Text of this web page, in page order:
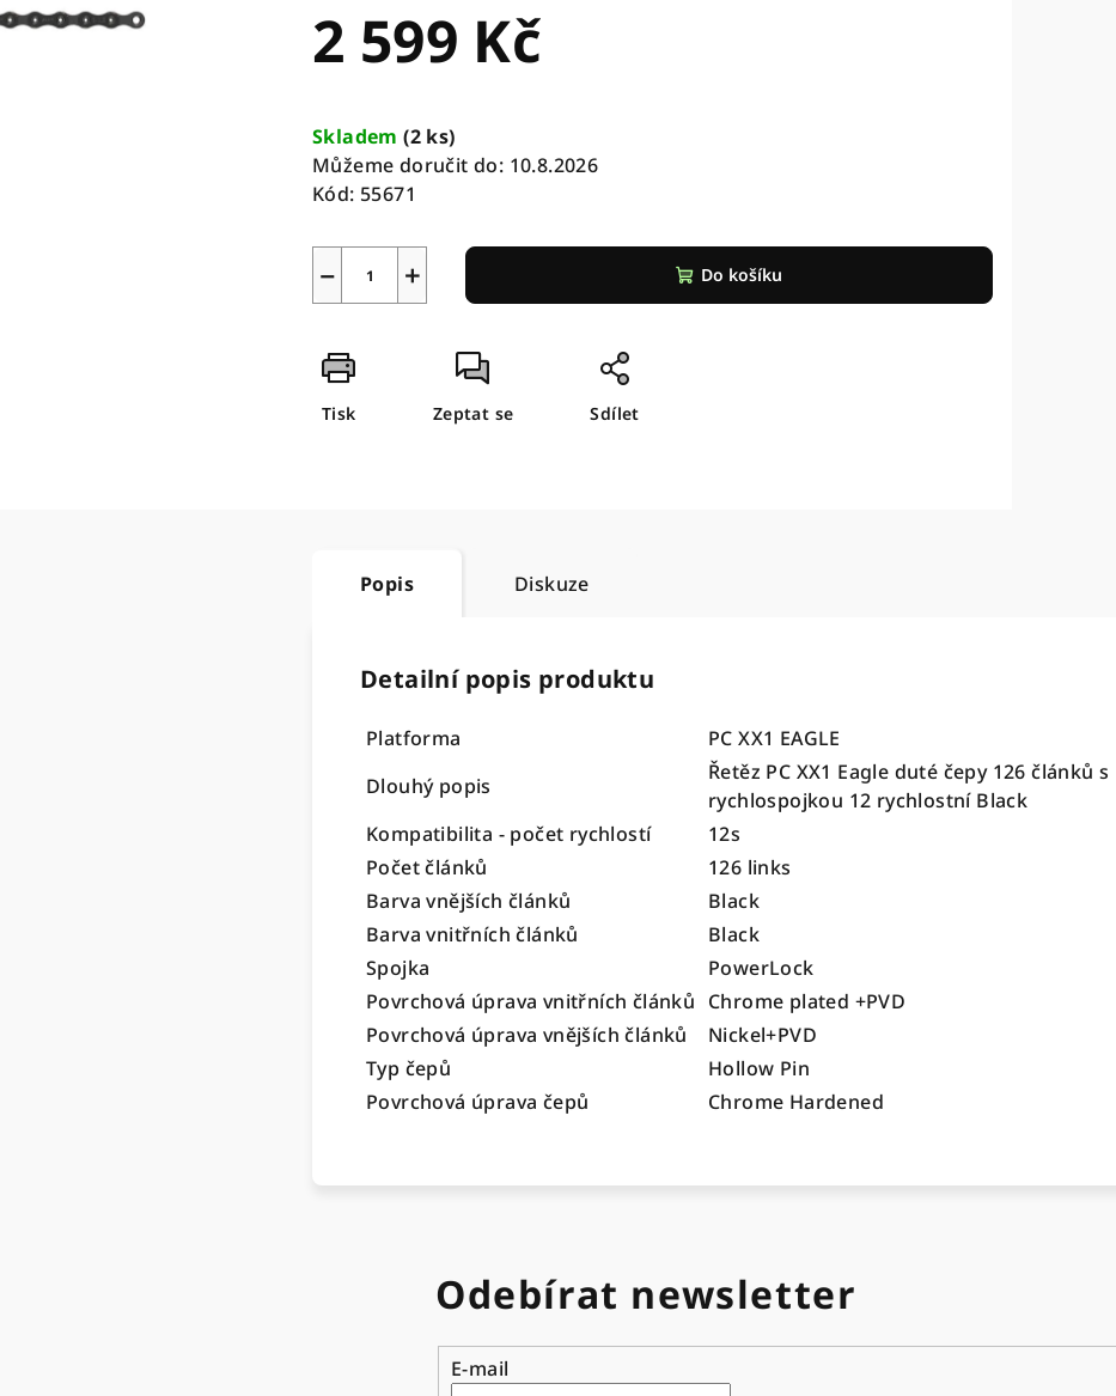
2 599 Kč
cena:
Skladem(2 ks)
Můžeme doručit do: 10.8.2026
Kód: 55671
+
− Do košíku
Tisk Zeptat se Sdílet
Popis Diskuze
Detailní popis produktu
Platforma
PC XX1 EAGLE
Dlouhý popis
Řetěz PC XX1 Eagle duté čepy 126 článků s
rychlospojkou 12 rychlostní Black
Kompatibilita - počet rychlostí
12s
Počet článků
126 links
Barva vnějších článků
Black
Barva vnitřních článků
Black
Spojka
PowerLock
Povrchová úprava vnitřních článků Chrome plated +PVD
Povrchová úprava vnějších článků
Nickel+PVD
Typ čepů
Hollow Pin
Povrchová úprava čepů
Chrome Hardened
Odebírat newsletter
E-mail